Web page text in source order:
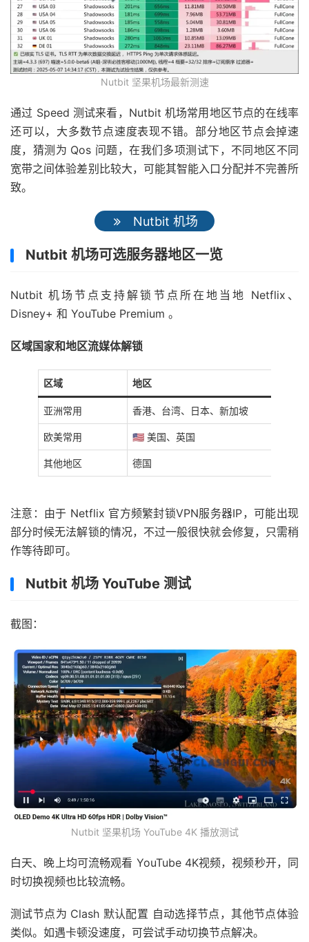
Nutbit 坚果机场最新测速
通过 Speed 测试来看，Nutbit 机场常用地区节点的在线率
还可以，大多数节点速度表现不错。部分地区节点会掉速
度，猜测为 Qos 问题，在我们多项测试下，不同地区不同
宽带之间体验差别比较大，可能其智能入口分配并不完善所
致。
Nutbit 机场
Nutbit 机场可选服务器地区一览
Nutbit 机场节点支持解锁节点所在地当地 Netflix、
Disney+ 和 YouTube Premium 。
区域国家和地区流媒体解锁
区域 地区
亚洲常用 香港、台湾、日本、新加坡
欧美常用 🇺🇸 美国、英国
其他地区 德国
注意：由于 Netflix 官方频繁封锁VPN服务器IP，可能出现
部分时候无法解锁的情况，不过一般很快就会修复，只需稍
作等待即可。
Nutbit 机场 YouTube 测试
截图：
Nutbit 坚果机场 YouTube 4K 播放测试
白天、晚上均可流畅观看 YouTube 4K视频，视频秒开，同
时切换视频也比较流畅。
测试节点为 Clash 默认配置 自动选择节点，其他节点体验
类似。如遇卡顿没速度，可尝试手动切换节点解决。